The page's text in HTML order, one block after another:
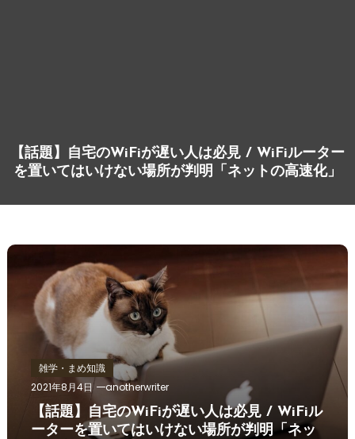
【話題】自宅のWiFiが遅い人は必見 / WiFiルーター
を置いてはいけない場所が判明「ネットの高速化」
雑学・まめ知識
2021年8月4日
anotherwriter
【話題】自宅のWiFiが遅い人は必見 / WiFiル
ーターを置いてはいけない場所が判明「ネッ